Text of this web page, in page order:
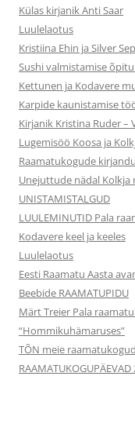
Külas kirjanik Anti Saar
Luulelaotus
Kristiina Ehin ja Silver
Sushi valmistamise
Kettunen ja Kodavere
Karpide kaunistamise
Kirjanik Kristina Ruder –
Lugemisöö Koosa ja
Raamatukogude
Unejuttude nädal Kolkja
UNISTAMISTALGUD
LUULEMINUTID Pala
Kodavere keel ja keeles
Luulelaotus
Eesti Raamatu Aasta
Beebide RAAMATUPIDU
Märt Treier Pala
“Hommikuhämaruses”
TÕN meie